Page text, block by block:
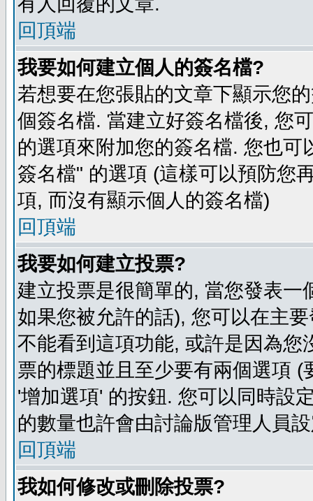
回頂端
我要如何建立個人的簽名檔?
若想要在您張貼的文章下顯示您
個簽名檔. 當建立好簽名檔後, 您
的選項來附加您的簽名檔. 您也
簽名檔" 的選項 (這樣可以預防您
項, 而沒有顯示個人的簽名檔)
回頂端
我要如何建立投票?
建立投票是很簡單的, 當您發表
如果您被允許的話), 您可以在主
不能看到這項功能, 或許是因為
票的標題並且至少要有兩個選項
'增加選項' 的按鈕. 您可以同時設
的數量也許會由討論版管理人員
回頂端
我如何修改或刪除投票?